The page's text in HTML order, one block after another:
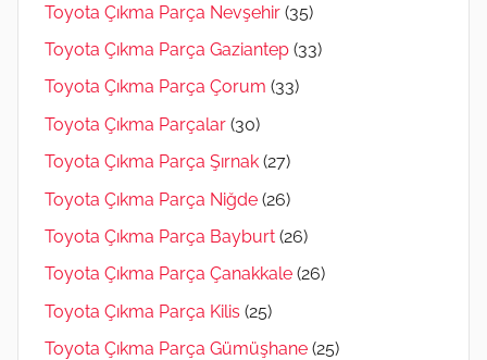
Toyota Çıkma Parça Nevşehir (35)
Toyota Çıkma Parça Gaziantep (33)
Toyota Çıkma Parça Çorum (33)
Toyota Çıkma Parçalar (30)
Toyota Çıkma Parça Şırnak (27)
Toyota Çıkma Parça Niğde (26)
Toyota Çıkma Parça Bayburt (26)
Toyota Çıkma Parça Çanakkale (26)
Toyota Çıkma Parça Kilis (25)
Toyota Çıkma Parça Gümüşhane (25)